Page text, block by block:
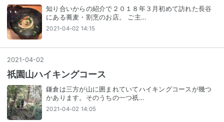
知り合いからの紹介で２０１８年３月初めて訪れた長谷
にある蕎麦・割烹のお店。 ご主…
2021-04-02 14:15
2021 -04-02
祇園山ハイキングコース
鎌倉は三方が山に囲まれていてハイキングコースが幾つ
かあります。そのうちの一つ祇…
2021-04-02 14:05